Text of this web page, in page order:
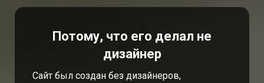
Потому, что его делал не
дизайнер
Сайт был создан без дизайнеров,